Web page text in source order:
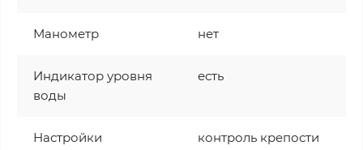
Манометр нет
Индикатор уровня
воды
есть
Настройки
контроль крепости